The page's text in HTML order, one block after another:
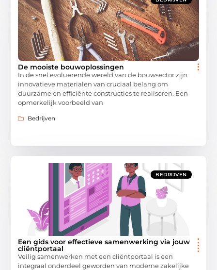
De mooiste bouwoplossingen
In de snel evoluerende wereld van de bouwsector zijn
innovatieve materialen van cruciaal belang om
duurzame en efficiënte constructies te realiseren. Een
opmerkelijk voorbeeld van
Bedrijven
BEDRIJVEN
Een gids voor effectieve samenwerking via jouw
cliëntportaal
Veilig samenwerken met een cliëntportaal is een
integraal onderdeel geworden van moderne zakelijke